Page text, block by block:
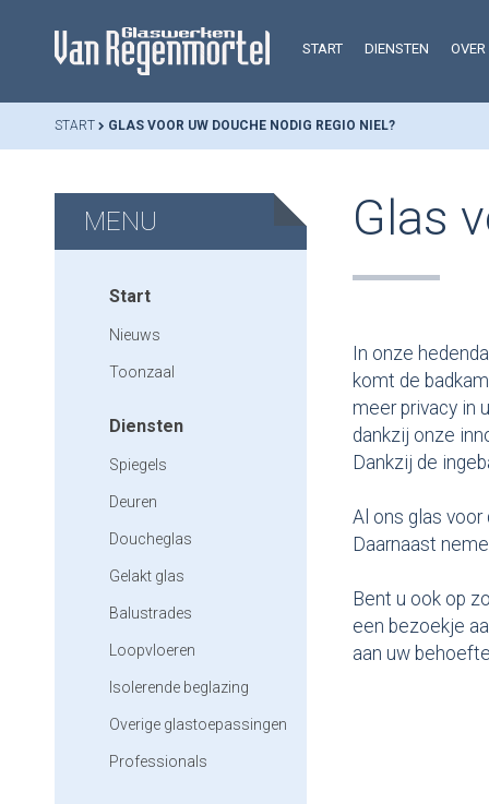
START DIENSTEN
START GLAS VOOR UW DOUCHE NODIG REGIO NIEL?
MENU
Start
Nieuws
Toonzaal
Diensten
Spiegels
Deuren
Doucheglas
Gelakt glas
Balustrades
Loopvloeren
Isolerende beglazing
Overige glastoepassingen
Professionals
Glas
In onze
komt de
meer privacy in
dankzij onze
Dankzij de
Al ons glas
Daarnaast
Bent u ook op
een bezoekje
aan uw